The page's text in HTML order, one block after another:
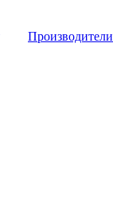
Производители